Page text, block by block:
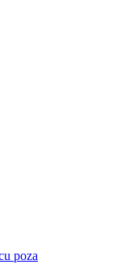
poza